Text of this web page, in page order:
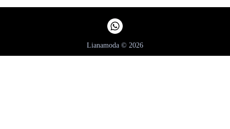
Lianamoda © 2026